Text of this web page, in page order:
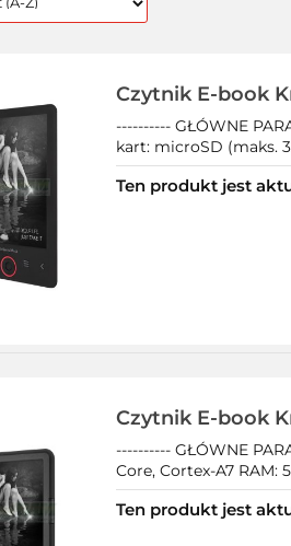
Czytnik E-book
---------- GŁÓWNE
kart: microSD (maks.
Ten produkt jest
Czytnik E-book
---------- GŁÓWNE
Core, Cortex-A7 RAM:
Ten produkt jest